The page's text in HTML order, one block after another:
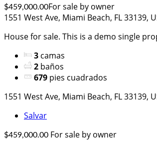
$459,000.00For sale by owner
1551 West Ave, Miami Beach, FL 33139,
House for sale. This is a demo single
3 camas
2 baños
679 pies cuadrados
1551 West Ave, Miami Beach, FL 33139,
Salvar
$459,000.00 For sale by owner